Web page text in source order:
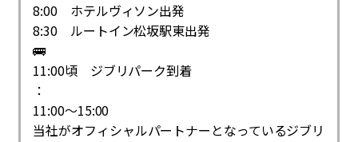
8:00 ホテルヴィソン出発
8:30 ルートイン松坂駅東出発
🚌
11:00頃 ジブリパーク到着
：
11:00～15:00
当社がオフィシャルパートナーとなっているジブリ